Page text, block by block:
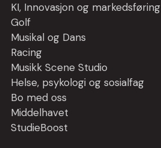
KI, Innovasjon og markedsføring
Golf
Musikal og Dans
Racing
Musikk Scene Studio
Helse, psykologi og sosialfag
Bo med oss
Middelhavet
StudieBoost